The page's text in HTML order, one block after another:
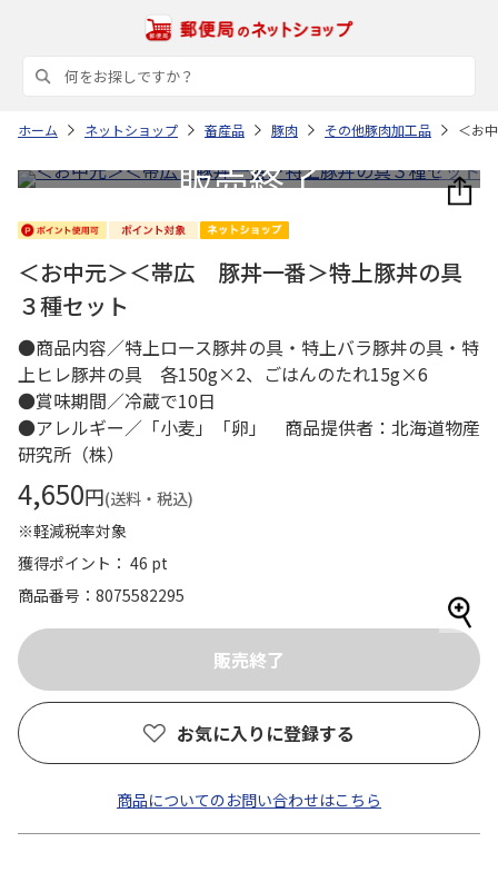
ホーム ネットショップ 畜産品 豚肉 その他豚肉加工品 ＜お
＜お中元＞＜帯広 豚丼一番＞特上豚丼の具
３種セット
●商品内容／特上ロース豚丼の具・特上バラ豚丼の具・特
上ヒレ豚丼の具 各150g×2、ごはんのたれ15g×6
●賞味期間／冷蔵で10日
●アレルギー／「小麦」「卵」 商品提供者：北海道物産
研究所（株）
4,650円(送料・税込)
※軽減税率対象
獲得ポイント： 46 pt
商品番号
8075582295
お気に入りに登録する
商品についてのお問い合わせはこちら